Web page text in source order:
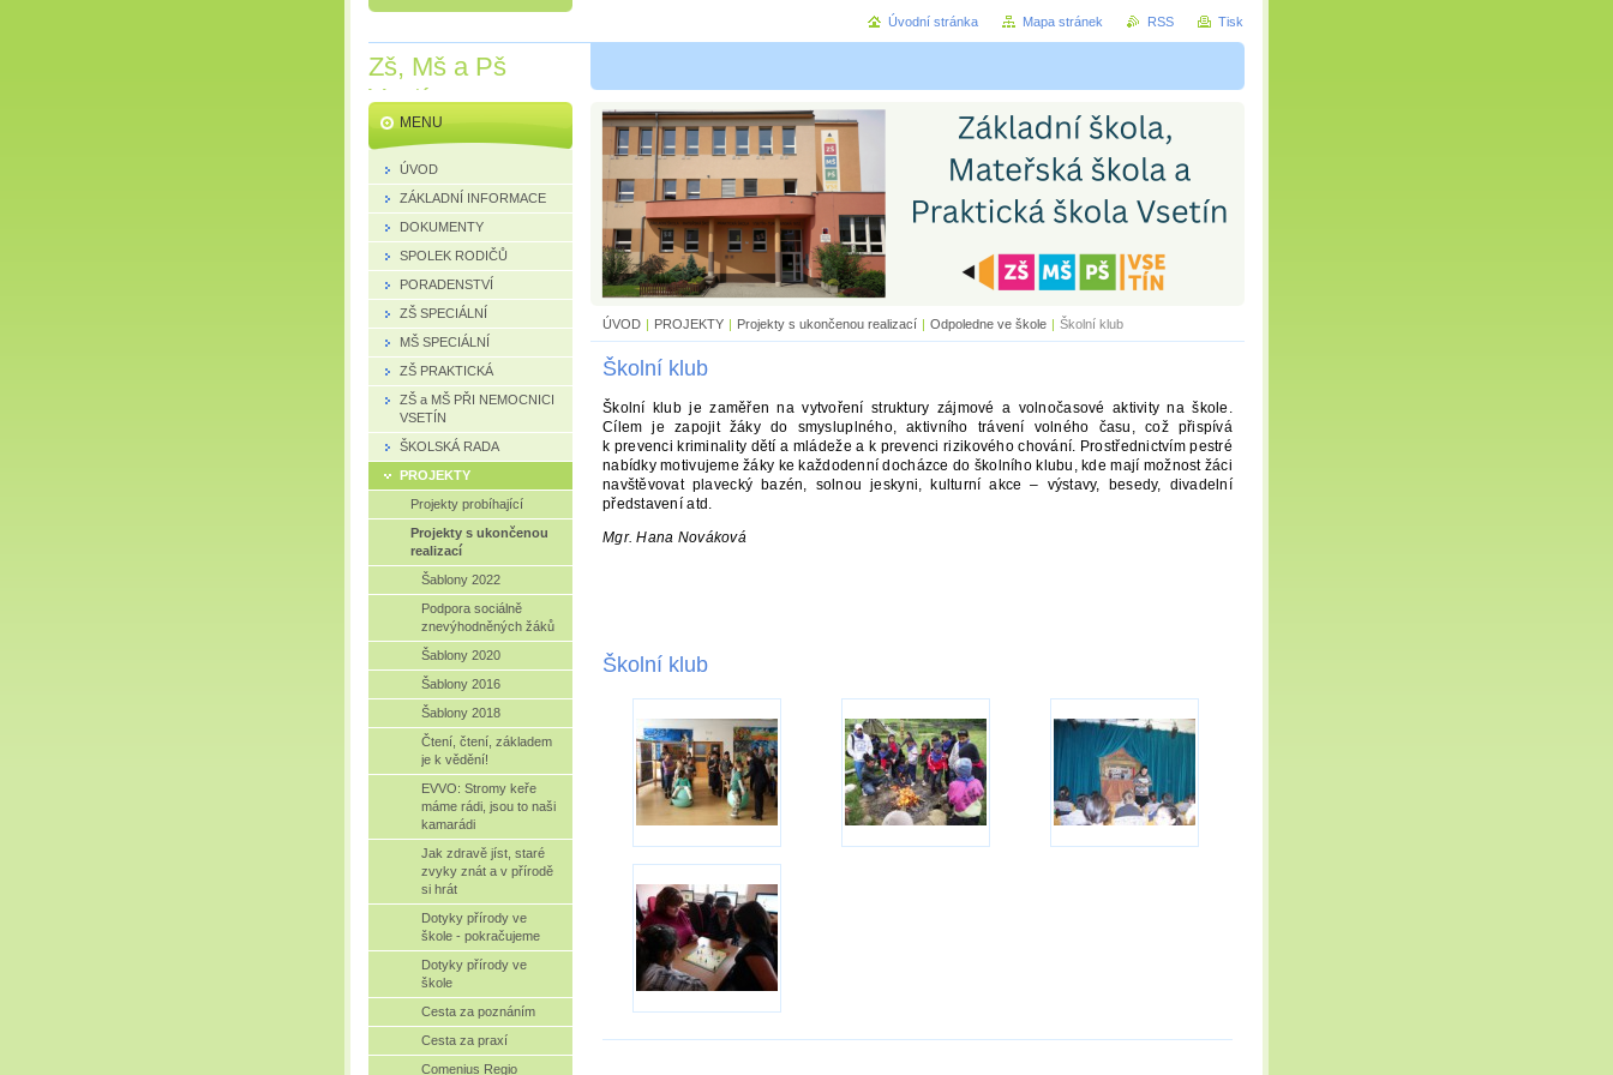
Zš, Mš a Pš
Vsetín
ÚVOD | PROJEKTY | Projekty s ukončenou realizací | Odpoledne ve škole | Školní klub
Školní klub
Školní klub je zaměřen na vytvoření struktury zájmové a volnočasové aktivity na škole.
Cílem je zapojit žáky do smysluplného, aktivního trávení volného času, což přispívá
k prevenci kriminality dětí a mládeže a k prevenci rizikového chování. Prostřednictvím pestré
nabídky motivujeme žáky ke každodenní docházce do školního klubu, kde mají možnost žáci
navštěvovat plavecký bazén, solnou jeskyni, kulturní akce – výstavy, besedy, divadelní
představení atd.
Mgr. Hana Nováková
Školní klub
MENU
ÚVOD
ZÁKLADNÍ INFORMACE
DOKUMENTY
SPOLEK RODIČŮ
PORADENSTVÍ
ZŠ SPECIÁLNÍ
MŠ SPECIÁLNÍ
ZŠ PRAKTICKÁ
ZŠ a MŠ PŘI NEMOCNICI
VSETÍN
ŠKOLSKÁ RADA
PROJEKTY
Projekty probíhající
Projekty s ukončenou
realizací
Šablony 2022
Podpora sociálně
znevýhodněných žáků
Šablony 2020
Šablony 2016
Šablony 2018
Čtení, čtení, základem
je k vědění!
EVVO: Stromy keře
máme rádi, jsou to naši
kamarádi
Jak zdravě jíst, staré
zvyky znát a v přírodě
si hrát
Dotyky přírody ve
škole - pokračujeme
Dotyky přírody ve
škole
Cesta za poznáním
Cesta za praxí
Comenius Regio
Úvodní stránka Mapa stránek RSS Tisk